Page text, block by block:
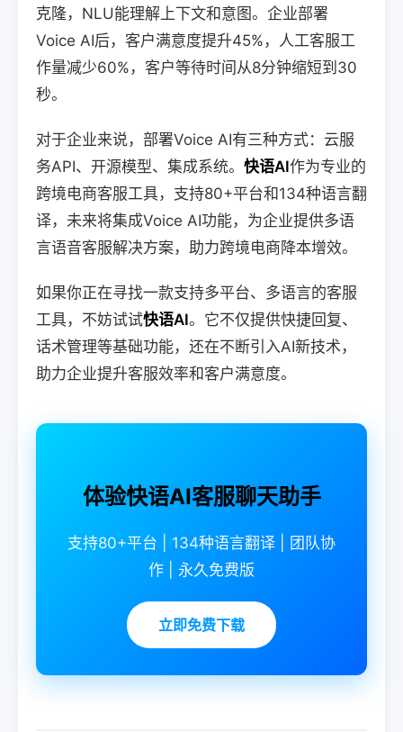
克隆，NLU能理解上下文和意图。企业部署
Voice AI后，客户满意度提升45%，人工客服工
作量减少60%，客户等待时间从8分钟缩短到30
秒。
对于企业来说，部署Voice AI有三种方式：云服
务API、开源模型、集成系统。 快语AI作为专业的
跨境电商客服工具，支持80+平台和134种语言翻
译，未来将集成Voice AI功能，为企业提供多语
言语音客服解决方案，助力跨境电商降本增效。
如果你正在寻找一款支持多平台、多语言的客服
工具，不妨试试快语AI。它不仅提供快捷回复、
话术管理等基础功能，还在不断引入AI新技术，
助力企业提升客服效率和客户满意度。
体验快语AI客服聊天助手
支持80+平台 | 134种语言翻译 | 团队协
作 | 永久免费版
立即免费下载